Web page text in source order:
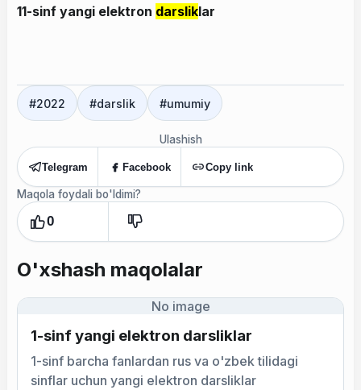
11-sinf yangi elektron darsliklar
#2022 #darslik #umumiy
Ulashish
Telegram Facebook Copy link
Maqola foydali bo'ldimi?
0
O'xshash maqolalar
No image
1-sinf yangi elektron darsliklar
1-sinf barcha fanlardan rus va o'zbek tilidagi
sinflar uchun yangi elektron darsliklar